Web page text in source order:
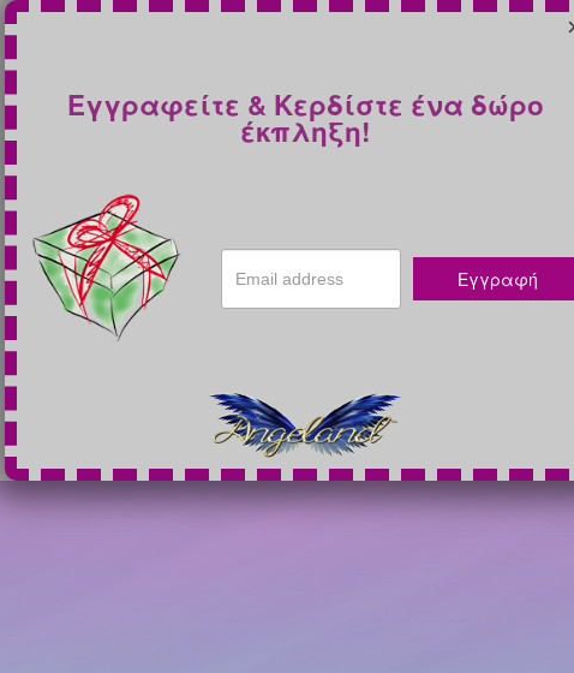
Εγγραφείτε & Κερδίστε ένα δώρο
έκπληξη!
Εγγραφή